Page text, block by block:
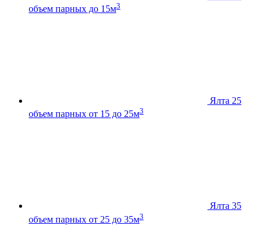
объем парных до 15м3
Ялта 25
объем парных от 15 до 25м3
Ялта 35
объем парных от 25 до 35м3